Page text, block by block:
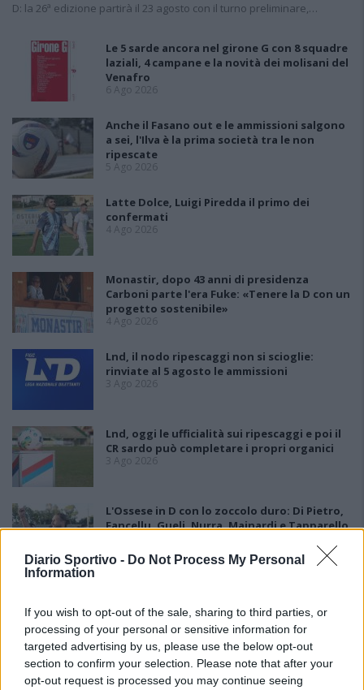
Diario Sportivo - Do Not Process My Personal
Information
If you wish to opt-out of the sale, sharing to third parties, or
processing of your personal or sensitive information for
targeted advertising by us, please use the below opt-out
section to confirm your selection. Please note that after your
opt-out request is processed you may continue seeing
D: la 26ª edizione partirà il 23 agosto con il turno preliminare,…
Le 5 sarde ancora nel girone G con 8 squadre
laziali, 4 campane e la novità dei molisani del
Venafro
6 Ago 2026
Anche il Fasano out e le ammissioni salgono
a sei, l'Ilva è la prima società tra le non
ripescate
5 Ago 2026
Latte Dolce, Luigi Piredda il primo dei
confermati
4 Ago 2026
Monastir, dopo 43 anni di presidenza
Carboni parte l'era Fuke: «Tenere la D con un
progetto sostenibile»
4 Ago 2026
Lnd, il nodo ripescaggi non si scioglie:
rinviate al 5 agosto le ammissioni
3 Ago 2026
Lnd, oggi le ufficialità sui ripescaggi e poi il
CR sardo può completare i propri organici
3 Ago 2026
L'Ossese in D con lo zoccolo duro: Di Pietro,
Fancellu, Gueli, Nurra, Mainardi e Tapparello